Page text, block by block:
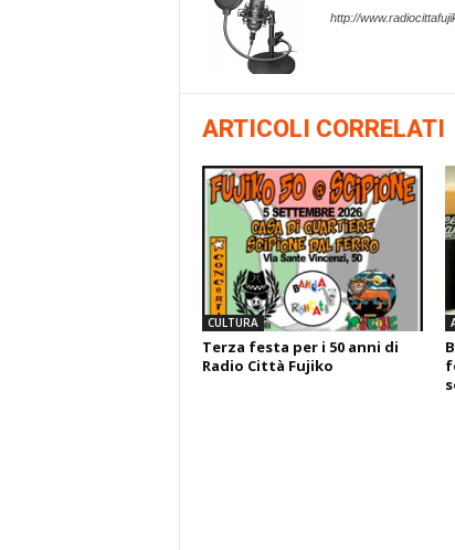
http://
ARTICOLI CORRELATI
CULTURA
Terza festa per i 50 anni di
Radio Città Fujiko